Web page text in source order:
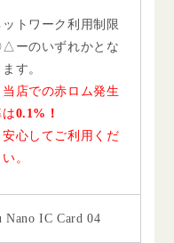
ットワーク利用制限
△ーのいずれかとな
ます。
店での赤ロム発生
0.1%！
心してご利用くだ
。
Nano IC Card 04